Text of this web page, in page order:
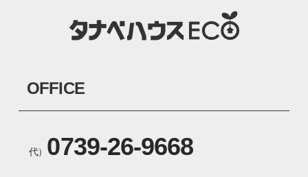
OFFICE
代） 0739-26-9668